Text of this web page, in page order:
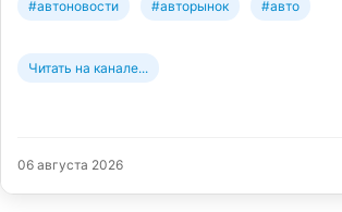
#автоновости #авторынок #авто
Читать на канале...
06 августа 2026